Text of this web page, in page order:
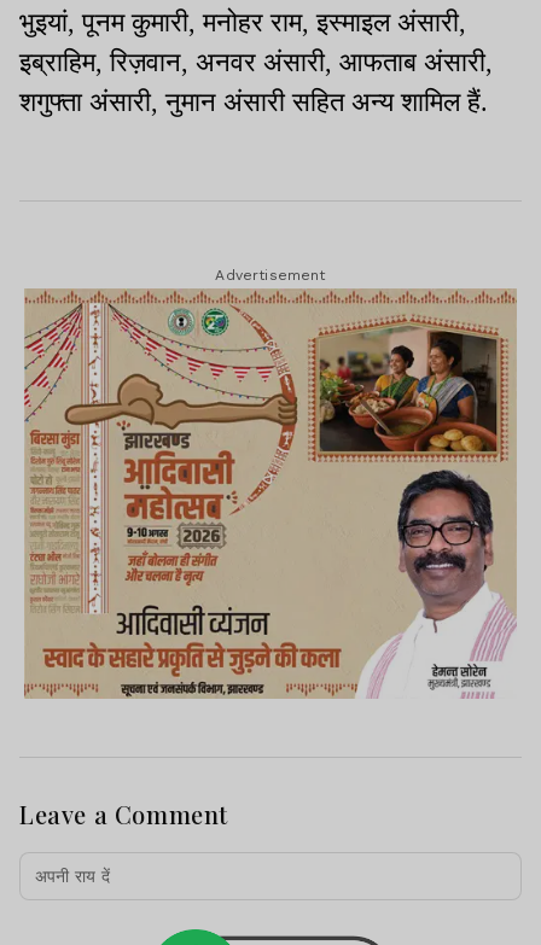
भुइयां, पूनम कुमारी, मनोहर राम, इस्माइल अंसारी,
इब्राहिम, रिज़वान, अनवर अंसारी, आफताब अंसारी,
शगुफ्ता अंसारी, नुमान अंसारी सहित अन्य शामिल हैं.
Advertisement
Leave a Comment